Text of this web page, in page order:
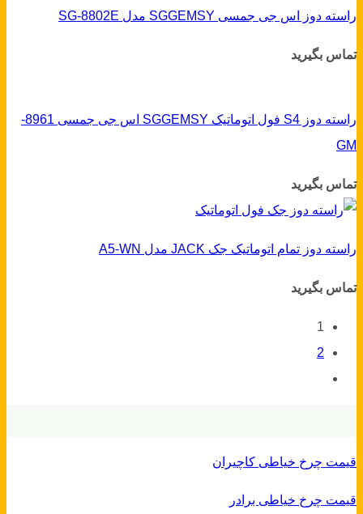
راسته دوز اس جی جمسی SGGEMSY مدل SG-8802E
تماس بگیرید
راسته دوز S4 فول اتوماتیک SGGEMSY اس جی جمسی 8961-
GM
تماس بگیرید
راسته دوز تمام اتوماتیک جک JACK مدل A5-WN
تماس بگیرید
1
2
قیمت چرخ خیاطی کاچیران
قیمت چرخ خیاطی برادر